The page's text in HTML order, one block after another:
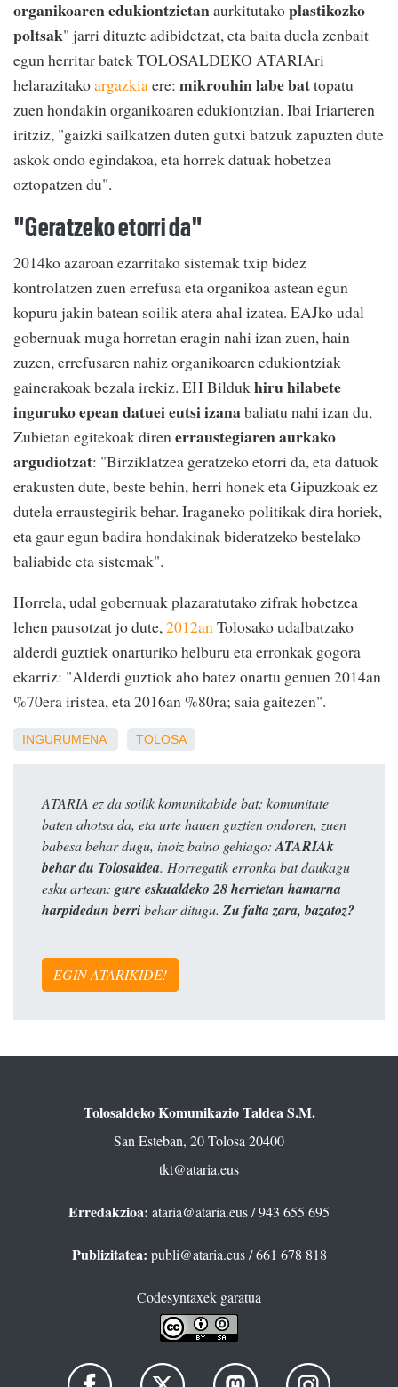
organikoaren edukiontzietanaurkitutakoplastikozko
poltsak" jarri dituzte adibidetzat, eta baita duela zenbait
egun herritar batek TOLOSALDEKO ATARIAri
helarazitakoargazkiaere: mikrouhin labe battopatu
zuen hondakin organikoaren edukiontzian. Ibai Iriarteren
iritziz, "gaizki sailkatzen duten gutxi batzuk zapuzten dute
askok ondo egindakoa, eta horrek datuak hobetzea
oztopatzen du".
"Geratzeko etorri da"
2014ko azaroan ezarritako sistemak txip bidez
kontrolatzen zuen errefusa eta organikoa astean egun
kopuru jakin batean soilik atera ahal izatea. EAJko udal
gobernuak muga horretan eragin nahi izan zuen, hain
zuzen, errefusaren nahiz organikoaren edukiontziak
gainerakoak bezala irekiz. EH Bildukhiru hilabete
inguruko epean datuei eutsi izanabaliatu nahi izan du,
Zubietan egitekoak direnerraustegiaren aurkako
argudiotzat: "Birziklatzea geratzeko etorri da, eta datuok
erakusten dute, beste behin, herri honek eta Gipuzkoak ez
dutela erraustegirik behar. Iraganeko politikak dira horiek,
eta gaur egun badira hondakinak bideratzeko bestelako
baliabide eta sistemak".
Horrela, udal gobernuak plazaratutako zifrak hobetzea
lehen pausotzat jo dute, 2012an Tolosako udalbatzako
alderdi guztiek onarturiko helburu eta erronkak gogora
ekarriz: "Alderdi guztiok aho batez onartu genuen 2014an
%70era iristea, eta 2016an %80ra; saia gaitezen".
INGURUMENA TOLOSA
ATARIA ez da soilik komunikabide bat: komunitate
baten ahotsa da, eta urte hauen guztien ondoren, zuen
babesa behar dugu, inoiz baino gehiago:ATARIAk
behar du Tolosaldea. Horregatik erronka bat daukagu
esku artean: gure eskualdeko 28 herrietan hamarna
harpidedun berribehar ditugu. Zu falta zara, bazatoz?
EGIN ATARIKIDE!
Tolosaldeko Komunikazio Taldea S.M.
San Esteban, 20 Tolosa 20400
tkt@ataria.eus
Erredakzioa: ataria@ataria.eus/ 943 655 695
Publizitatea: publi@ataria.eus/ 661 678 818
Codesyntaxek garatua